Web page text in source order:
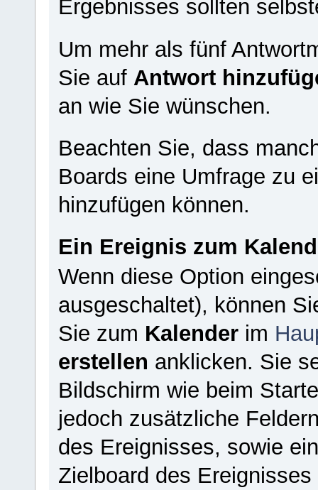
Ergebnisses sollten
Um mehr als fünf
Sie auf Antwort
an wie Sie wünschen.
Beachten Sie, dass
Boards eine Umfrage zu
hinzufügen können.
Ein Ereignis zum
Wenn diese Option
ausgeschaltet), können
Sie zum Kalenderim
erstellen anklicken. Sie
Bildschirm wie beim
jedoch zusätzliche
des Ereignisses, sowie
Zielboard des